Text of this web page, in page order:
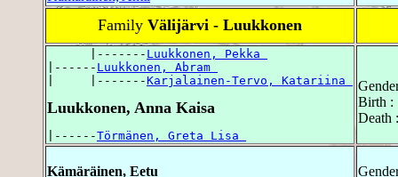
Family Välijärvi - Luukkonen
      |-------
Luukkonen, Pekka
|------ Luukkonen, Abram
|     |-------Karjalainen-Tervo, Katariina
Luukkonen, Anna Kaisa
|------Törmänen, Greta Lisa
Birth :
Death
Kämäräinen, Eetu